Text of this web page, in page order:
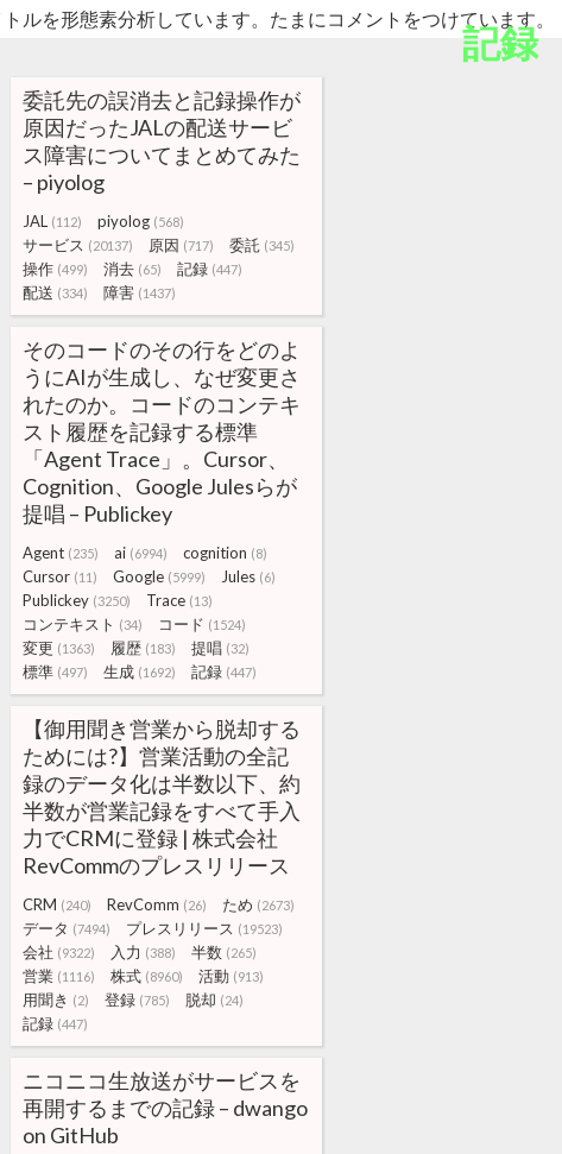
を形態素分析しています。たまにコメントをつけています。
記録
委託先の誤消去と記録操作が
原因だったJALの配送サービ
ス障害についてまとめてみた
– piyolog
JAL (112) piyolog (568)
サービス (20137) 原因 (717) 委託 (345)
操作 (499) 消去 (65) 記録 (447)
配送 (334) 障害 (1437)
そのコードのその行をどのよ
うにAIが生成し、なぜ変更さ
れたのか。コードのコンテキ
スト履歴を記録する標準
「Agent Trace」。Cursor、
Cognition、Google Julesらが
提唱 – Publickey
Agent (235) ai (6994) cognition (8)
Cursor (11) Google (5999) Jules (6)
Publickey (3250) Trace (13)
コンテキスト (34) コード (1524)
変更 (1363) 履歴 (183) 提唱 (32)
標準 (497) 生成 (1692) 記録 (447)
【御用聞き営業から脱却する
ためには?】営業活動の全記
録のデータ化は半数以下、約
半数が営業記録をすべて手入
力でCRMに登録 | 株式会社
RevCommのプレスリリース
CRM (240) RevComm (26) ため (2673)
データ (7494) プレスリリース (19523)
会社 (9322) 入力 (388) 半数 (265)
営業 (1116) 株式 (8960) 活動 (913)
用聞き (2) 登録 (785) 脱却 (24)
記録 (447)
ニコニコ生放送がサービスを
再開するまでの記録 – dwango
on GitHub